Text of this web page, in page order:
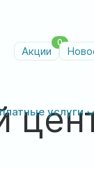
Акции
0
услуги